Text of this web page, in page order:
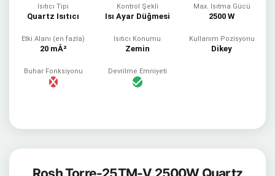
Isıtıcı Tipi
Quartz Isıtıcı
Kontrol Şekli
Isı Ayar Düğmesi
Max. Isıtma Gücü
2500 W
Etki Alanı (en fazla)
20 mÂ²
Isıtıcı Konumu
Zemin
Kullanım Pozisyonu
Dikey
Buhar Fonksiyonu Devrilme Emniyeti